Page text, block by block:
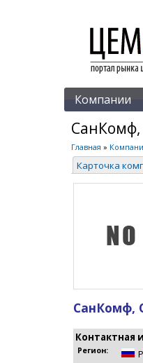
Компании
Главная »
Карточка
СанКомф,
Контактная
Регион: